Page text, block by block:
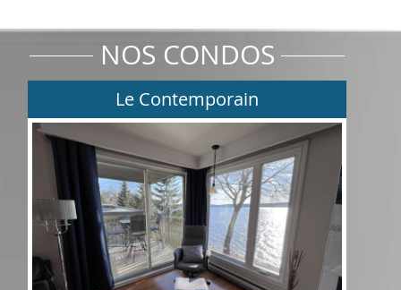
NOS CONDOS
Le Contemporain